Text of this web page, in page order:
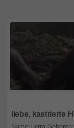
Name:Herra